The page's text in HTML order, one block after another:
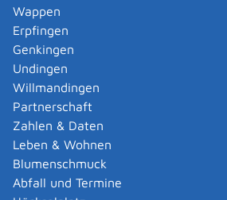
Wappen
Erpfingen
Genkingen
Undingen
Willmandingen
Partnerschaft
Zahlen & Daten
Leben & Wohnen
Blumenschmuck
Abfall und Termine
Änderung des Wohnsitzes
Stadt oder Gemeinde melden
Altersrente - Rente bei
Ruhestand beantragen
Altersrente für
beantragen
Amtliche Meldebestätigung
Anzeige - Lärmbelästigung
Aufgraben einer Straße für
beantragen